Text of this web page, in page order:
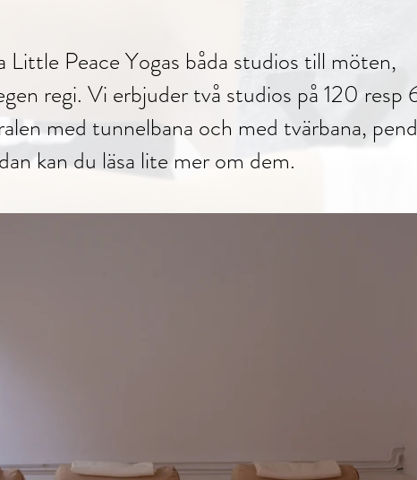
Peace Yogas båda studios till möten,
regi. Vi erbjuder två studios på 120 resp
med tunnelbana och med tvärbana,
kan du läsa lite mer om dem.